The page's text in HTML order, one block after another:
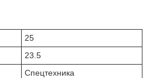
25
23.5
Спецтехника